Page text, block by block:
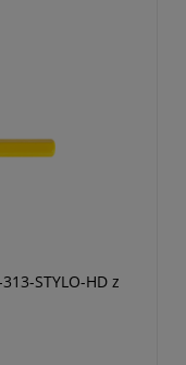
STYLO-HD z